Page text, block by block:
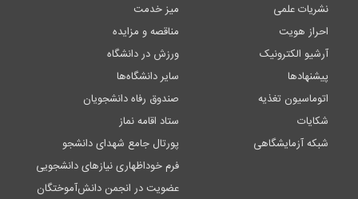
نشریات علمی
احراز هویت
آرشیو الکترونیک
پیشنهادها
اتوماسیون تغذیه
شکایات
شبکه آزمایشگاهی
میز خدمت
مناقصه و مزایده
ورزش در دانشگاه
سایر دانشگاه‌ها
صندوق رفاه دانشجویان
ستاد اقامه نماز
پورتال جامع شهدای دانشجو
فرم خوداظهاری نیازهای دانشجویی
عضویت در انجمن دانش‌آموختگان